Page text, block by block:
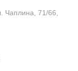
Чаплина, 71/66,